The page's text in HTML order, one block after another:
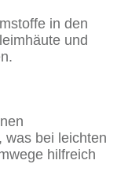
in den
und
was bei leichten
hilfreich